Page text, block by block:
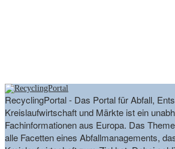
RecyclingPortal - Das Portal für Abfall,
Kreislaufwirtschaft und Märkte ist ein
Fachinformationen aus Europa. Das
alle Facetten eines Abfallmanagements,